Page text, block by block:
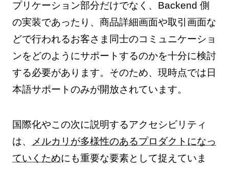
プリケーション部分だけでなく、Backend 側
の実装であったり、商品詳細画面や取引画面な
どで行われるお客さま同士のコミュニケーショ
ンをどのようにサポートするのかを十分に検討
する必要があります。そのため、現時点では日
本語サポートのみが開放されています。
国際化やこの次に説明するアクセシビリティ
は、
メルカリが多様性のあるプロダクトになっ
ていくためにも重要な要素として捉えていま